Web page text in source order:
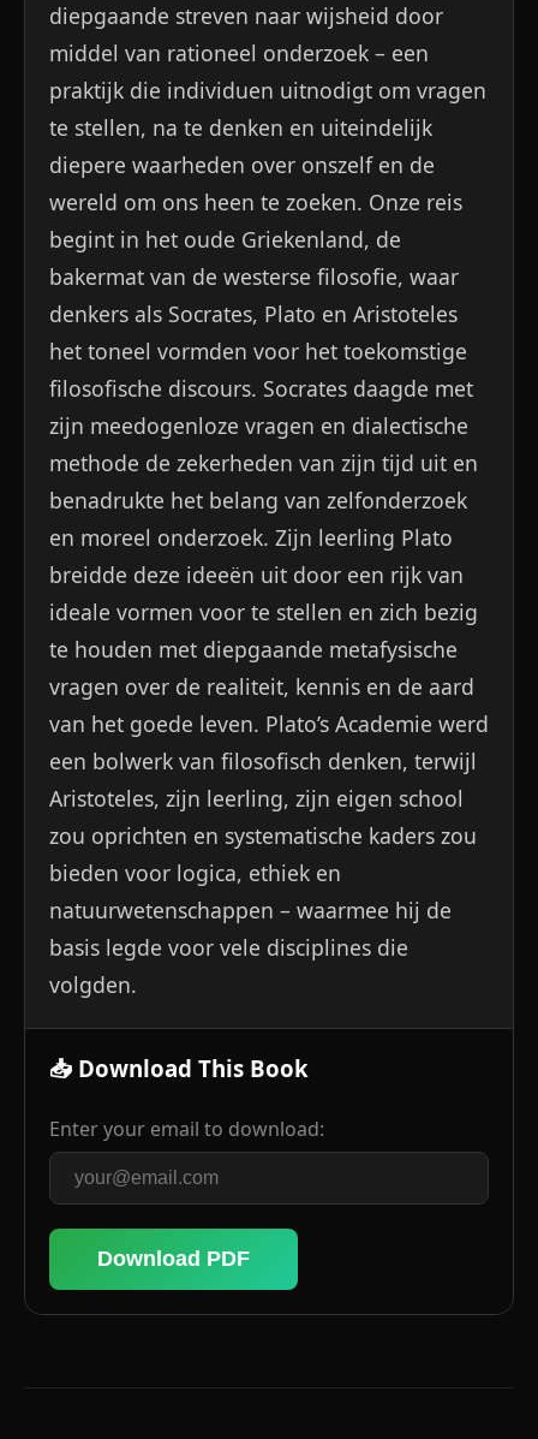
diepgaande streven naar wijsheid door
middel van rationeel onderzoek – een
praktijk die individuen uitnodigt om vragen
te stellen, na te denken en uiteindelijk
diepere waarheden over onszelf en de
wereld om ons heen te zoeken. Onze reis
begint in het oude Griekenland, de
bakermat van de westerse filosofie, waar
denkers als Socrates, Plato en Aristoteles
het toneel vormden voor het toekomstige
filosofische discours. Socrates daagde met
zijn meedogenloze vragen en dialectische
methode de zekerheden van zijn tijd uit en
benadrukte het belang van zelfonderzoek
en moreel onderzoek. Zijn leerling Plato
breidde deze ideeën uit door een rijk van
ideale vormen voor te stellen en zich bezig
te houden met diepgaande metafysische
vragen over de realiteit, kennis en de aard
van het goede leven. Plato’s Academie werd
een bolwerk van filosofisch denken, terwijl
Aristoteles, zijn leerling, zijn eigen school
zou oprichten en systematische kaders zou
bieden voor logica, ethiek en
natuurwetenschappen – waarmee hij de
basis legde voor vele disciplines die
volgden.
📥 Download This Book
Enter your email to download:
Download PDF